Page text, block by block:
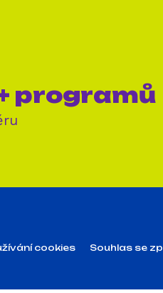
programů
cookies Souhlas se